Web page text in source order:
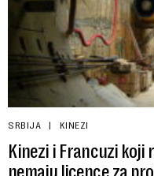
SRBIJA KINEZI
Kinezi i Francuzi koji